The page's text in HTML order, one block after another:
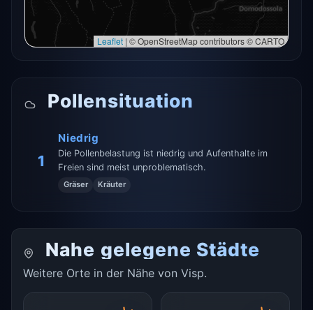
Leaflet | © OpenStreetMap contributors © CARTO
Pollensituation
1
Niedrig
Die Pollenbelastung ist niedrig und Aufenthalte im
Freien sind meist unproblematisch.
Gräser Kräuter
Nahe gelegene Städte
Weitere Orte in der Nähe von Visp.